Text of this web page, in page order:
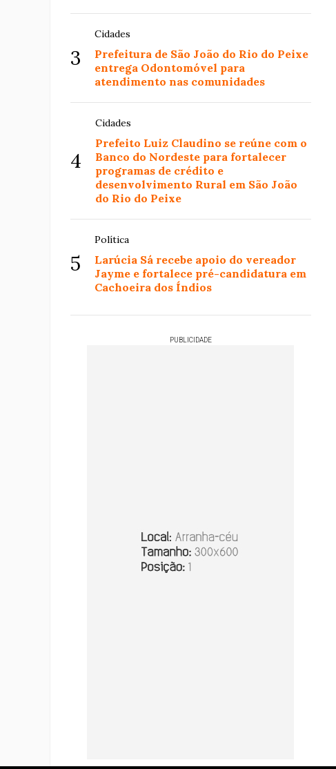
3
Cidades
Prefeitura de São João do Rio do Peixe
entrega Odontomóvel para
atendimento nas comunidades
4
Cidades
Prefeito Luiz Claudino se reúne com o
Banco do Nordeste para fortalecer
programas de crédito e
desenvolvimento Rural em São João
do Rio do Peixe
5
Política
Larúcia Sá recebe apoio do vereador
Jayme e fortalece pré-candidatura em
Cachoeira dos Índios
PUBLICIDADE